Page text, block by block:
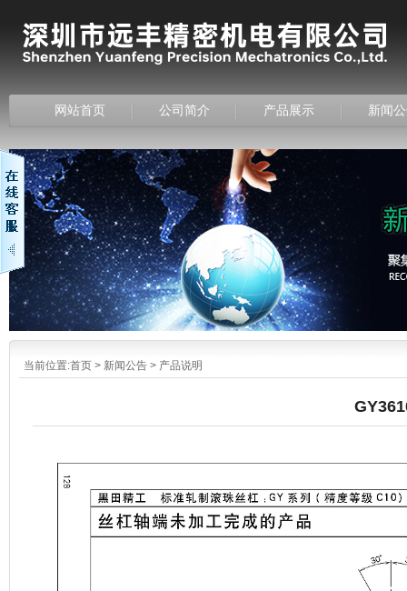
网站首页 公司简介 产品展示 新闻
当前位置:首页 > 新闻公告 > 产品说明